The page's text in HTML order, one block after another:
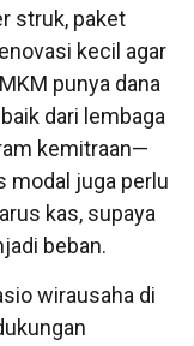
struk, paket
kecil agar
punya dana
dari lembaga
kemitraan—
modal juga perlu
kas, supaya
beban.
wirausaha di